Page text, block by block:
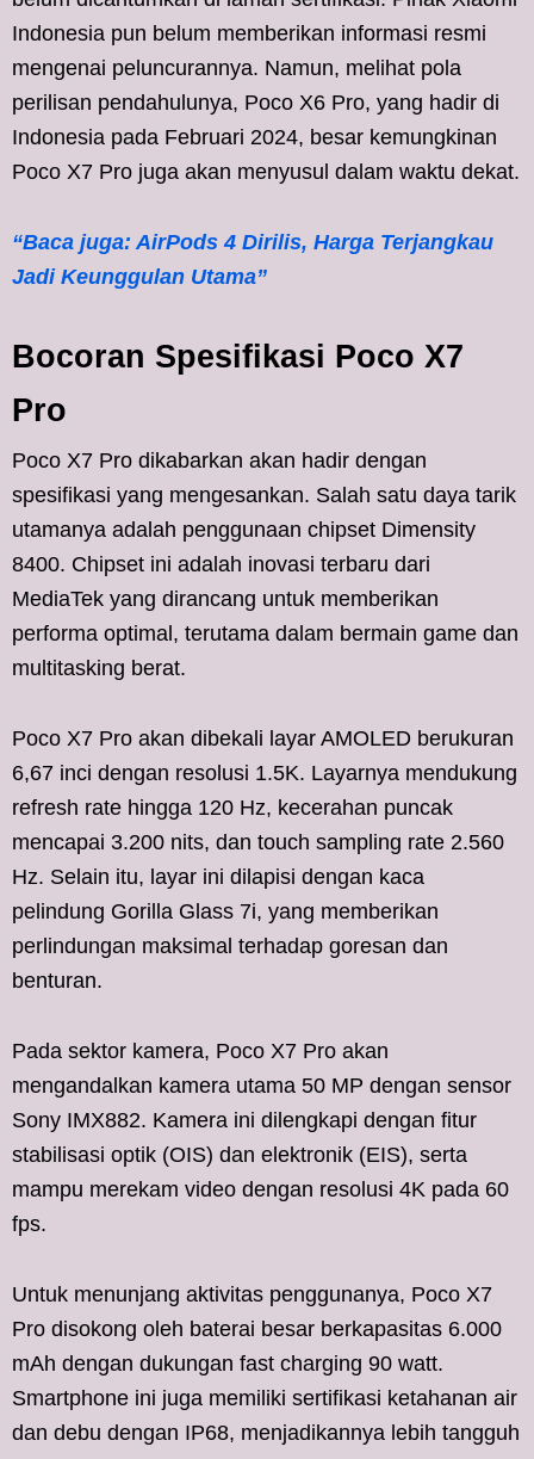
Indonesia pun belum memberikan informasi resmi
mengenai peluncurannya. Namun, melihat pola
perilisan pendahulunya, Poco X6 Pro, yang hadir di
Indonesia pada Februari 2024, besar kemungkinan
Poco X7 Pro juga akan menyusul dalam waktu dekat.
“Baca juga: AirPods 4 Dirilis, Harga Terjangkau
Jadi Keunggulan Utama”
Bocoran Spesifikasi Poco X7
Pro
Poco X7 Pro dikabarkan akan hadir dengan
spesifikasi yang mengesankan. Salah satu daya tarik
utamanya adalah penggunaan chipset Dimensity
8400. Chipset ini adalah inovasi terbaru dari
MediaTek yang dirancang untuk memberikan
performa optimal, terutama dalam bermain game dan
multitasking berat.
Poco X7 Pro akan dibekali layar AMOLED berukuran
6,67 inci dengan resolusi 1.5K. Layarnya mendukung
refresh rate hingga 120 Hz, kecerahan puncak
mencapai 3.200 nits, dan touch sampling rate 2.560
Hz. Selain itu, layar ini dilapisi dengan kaca
pelindung Gorilla Glass 7i, yang memberikan
perlindungan maksimal terhadap goresan dan
benturan.
Pada sektor kamera, Poco X7 Pro akan
mengandalkan kamera utama 50 MP dengan sensor
Sony IMX882. Kamera ini dilengkapi dengan fitur
stabilisasi optik (OIS) dan elektronik (EIS), serta
mampu merekam video dengan resolusi 4K pada 60
fps.
Untuk menunjang aktivitas penggunanya, Poco X7
Pro disokong oleh baterai besar berkapasitas 6.000
mAh dengan dukungan fast charging 90 watt.
Smartphone ini juga memiliki sertifikasi ketahanan air
dan debu dengan IP68, menjadikannya lebih tangguh